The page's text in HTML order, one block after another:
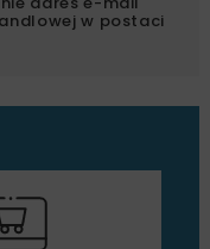
w postaci